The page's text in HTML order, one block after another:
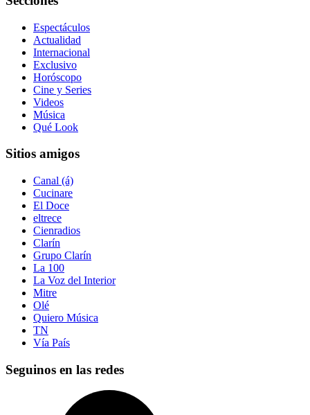
Espectáculos
Actualidad
Internacional
Exclusivo
Horóscopo
Cine y Series
Videos
Música
Qué Look
Sitios amigos
Canal (á)
Cucinare
El Doce
eltrece
Cienradios
Clarín
Grupo Clarín
La 100
La Voz del Interior
Mitre
Olé
Quiero Música
TN
Vía País
Seguinos en las redes